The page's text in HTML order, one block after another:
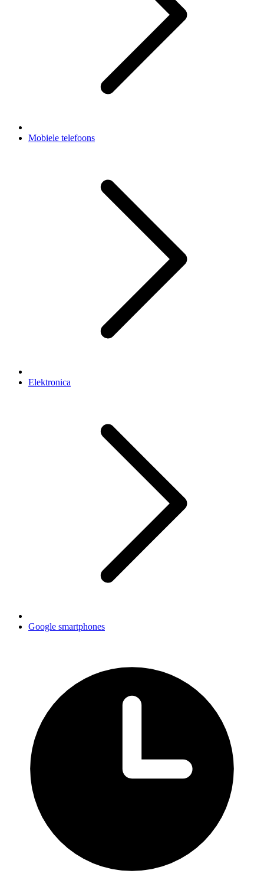
Mobiele telefoons
Elektronica
Google smartphones